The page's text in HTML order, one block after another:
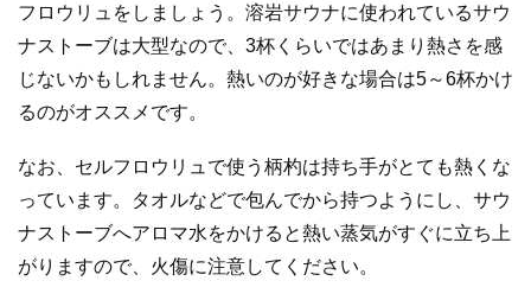
フロウリュをしましょう。溶岩サウナに使われているサウ
ナストーブは大型なので、3杯くらいではあまり熱さを感
じないかもしれません。熱いのが好きな場合は5～6杯かけ
るのがオススメです。
なお、セルフロウリュで使う柄杓は持ち手がとても熱くな
っています。タオルなどで包んでから持つようにし、サウ
ナストーブへアロマ水をかけると熱い蒸気がすぐに立ち上
がりますので、火傷に注意してください。